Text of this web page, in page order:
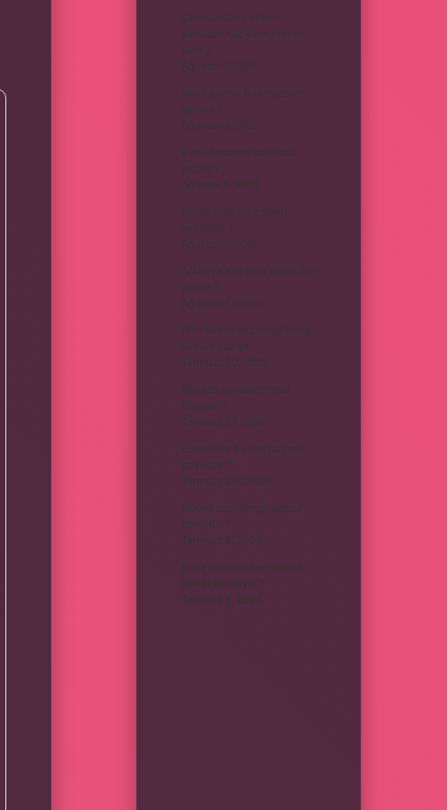
Çekirdekten yetişen
avokado kaç yılda meyve
verir ?
Ağustos 9, 2026
Nakit avansı ödemezsem
ne olur ?
Ağustos 8, 2026
Evde besamel sos nasıl
yapılır ?
Ağustos 6, 2026
Ayrılık acısı ne zaman
hafifletilir ?
Ağustos 5, 2026
Arabaya kaç kere pasta cila
yapılır ?
Ağustos 4, 2026
Altın kahve saç rengi hangi
tenlere yakışır ?
Temmuz 30, 2026
Rüyada ayı saldırması
Diyanet ?
Temmuz 27, 2026
Ergenlikte 1 yılda kaç cm
boy uzar ?
Temmuz 25, 2026
Göbek bağı hangi ağaca
gömülür ?
Temmuz 4, 2026
Elma satın alırken nelere
dikkat etmeliyiz ?
Temmuz 1, 2026